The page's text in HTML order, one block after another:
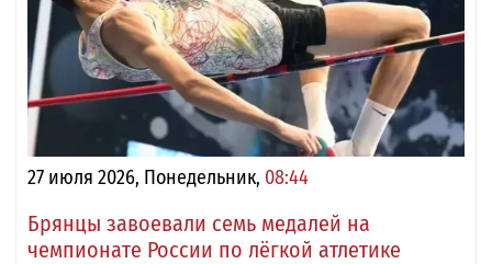
27 июля 2026, Понедельник, 08:44
Брянцы завоевали семь медалей на
чемпионате России по лёгкой атлетике